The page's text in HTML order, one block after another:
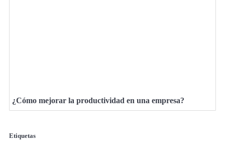
¿Cómo mejorar la productividad en una empresa?
Etiquetas